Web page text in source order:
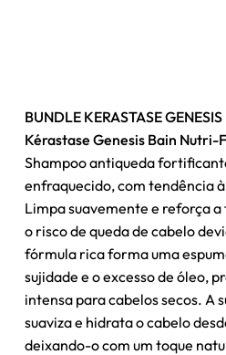
BUNDLE KERASTASE GENESIS
Kérastase Genesis Bain
Shampoo antiqueda
enfraquecido, com tendência
Limpa suavemente e reforça
o risco de queda de cabelo
fórmula rica forma uma
sujidade e o excesso de óleo,
intensa para cabelos secos. A
suaviza e hidrata o cabelo
deixando-o com um toque